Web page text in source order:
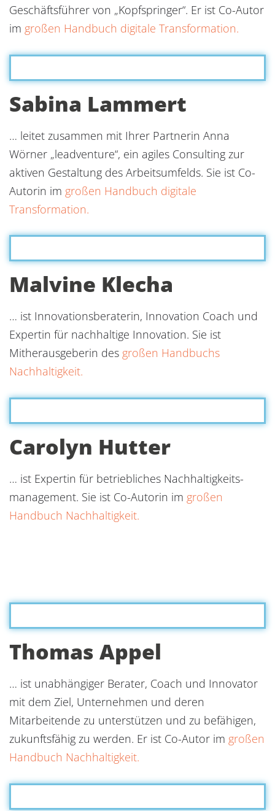
Geschäftsführer von „Kopfspringer“. Er ist Co-Autor
im großen Handbuch digitale Transformation.
Sabina Lammert
… leitet zusammen mit Ihrer Partnerin Anna
Wörner „leadventure“, ein agiles Consulting zur
aktiven Gestaltung des Arbeitsumfelds. Sie ist Co-
Autorin im großen Handbuch digitale
Transformation.
Malvine Klecha
… ist Innovationsberaterin, Innovation Coach und
Expertin für nachhaltige Innovation. Sie ist
Mitherausgeberin des großen Handbuchs
Nachhaltigkeit.
Carolyn Hutter
… ist Expertin für betriebliches Nachhaltigkeits-
management. Sie ist Co-Autorin im großen
Handbuch Nachhaltigkeit.
Thomas Appel
… ist unabhängiger Berater, Coach und Innovator
mit dem Ziel, Unternehmen und deren
Mitarbeitende zu unterstützen und zu befähigen,
zukunftsfähig zu werden. Er ist Co-Autor im großen
Handbuch Nachhaltigkeit.